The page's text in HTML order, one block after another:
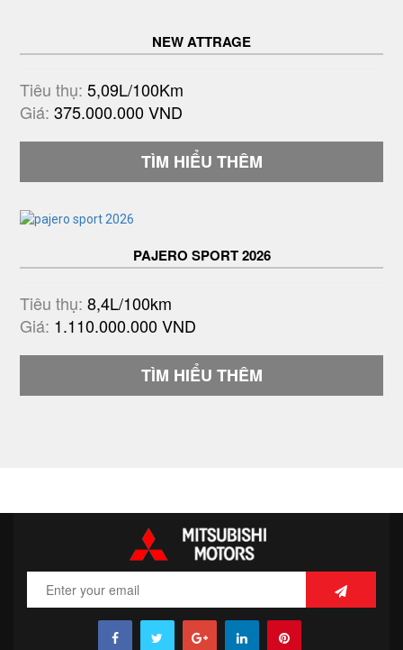
NEW ATTRAGE
Tiêu thụ:5,09L/100Km
Giá:375.000.000 VND
TÌM HIỂU THÊM
PAJERO SPORT 2026
Tiêu thụ:8,4L/100km
Giá: 1.110.000.000 VND
TÌM HIỂU THÊM